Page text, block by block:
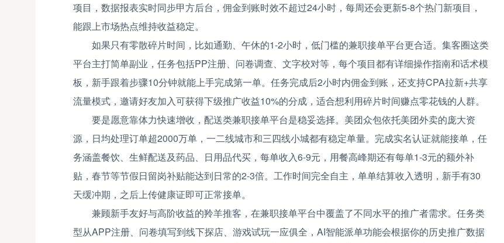
项目，数据报表实时同步甲方后台，佣金到账时效不超过24小时，每周还会更新5-8个热门新项目，
能跟上市场热点维持收益稳定。
如果只有零散碎片时间，比如通勤、午休的1-2小时，低门槛的兼职接单平台更合适。集客圈这类
平台主打简单副业，任务包括PP注册、问卷调查、文字校对等，每个项目都有详细操作指南和话术模
板，新手跟着步骤10分钟就能上手完成第一单。任务完成后2小时内佣金到账，还支持CPA拉新+共享
流量模式，邀请好友加入可获得下级推广收益10%的分成，适合想利用碎片时间赚点零花钱的人群。
要是愿意靠体力快速增收，配送类兼职接单平台是稳妥选择。美团众包依托美团外卖的庞大资
源，日均处理订单超2000万单，一二线城市和三四线小城都有稳定单量。完成实名认证就能接单，任
务涵盖餐饮、生鲜配送及药品、日用品代买，每单收入6-9元，用餐高峰期还有每单1-3元的额外补
贴，春节等节假日留岗补贴能达到日常的2-3倍。工作时间完全自主，单单结算收入透明，新手有30
天缓冲期，之后上传健康证即可正常接单。
兼顾新手友好与高阶收益的羚羊推客，在兼职接单平台中覆盖了不同水平的推广者需求。任务类
型从APP注册、问卷填写到线下探店、游戏试玩一应俱全，AI智能派单功能会根据你的历史推广数据